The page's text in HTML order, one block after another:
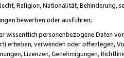
Religion, Nationalität, Behinderung,
bewerben oder ausführen;
wissentlich personenbezogene Daten
erheben, verwenden oder offenlegen,
Lizenzen, Genehmigungen,